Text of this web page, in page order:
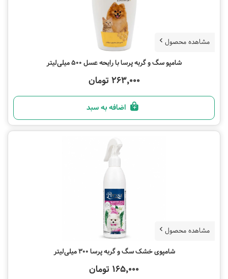
مشاهده محصول
شامپو سگ و گربه پرسا با رایحه عسل 500 میلی‌لیتر
263,000 تومان
اضافه به سبد
مشاهده محصول
شامپوی خشک سگ و گربه پرسا 300 میلی‌لیتر
165,000 تومان